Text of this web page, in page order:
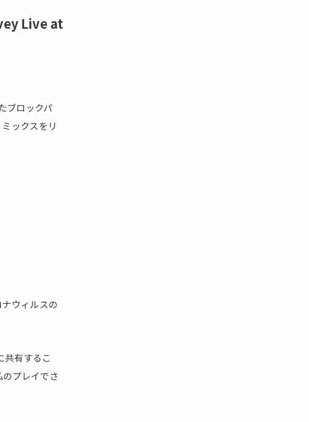
Live at
ブロックパ
ックスをリ
ウィルスの
共有するこ
プレイでさ